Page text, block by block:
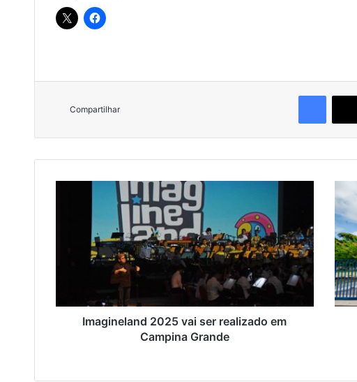
Compartilhar
Facebook
a
2
Imagineland 2025 vai ser realizado em
Campina Grande
P
B
e
U
F
C
G
o